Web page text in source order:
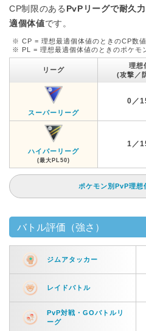
CP制限のある PvPリーグで耐久
適個体値です。
※ CP = 理想最適個体値のときのCP数値
※ PL = 理想最適個体値のときのポケモ
リーグ
理想
(攻撃／
スーパーリーグ
0／
ハイパーリーグ
(最大PL50)
1／
ポケモン別PvP理想
バトル評価（強さ）
ジムアタッカー
レイドバトル
PvP対戦・GOバトルリ
ーグ